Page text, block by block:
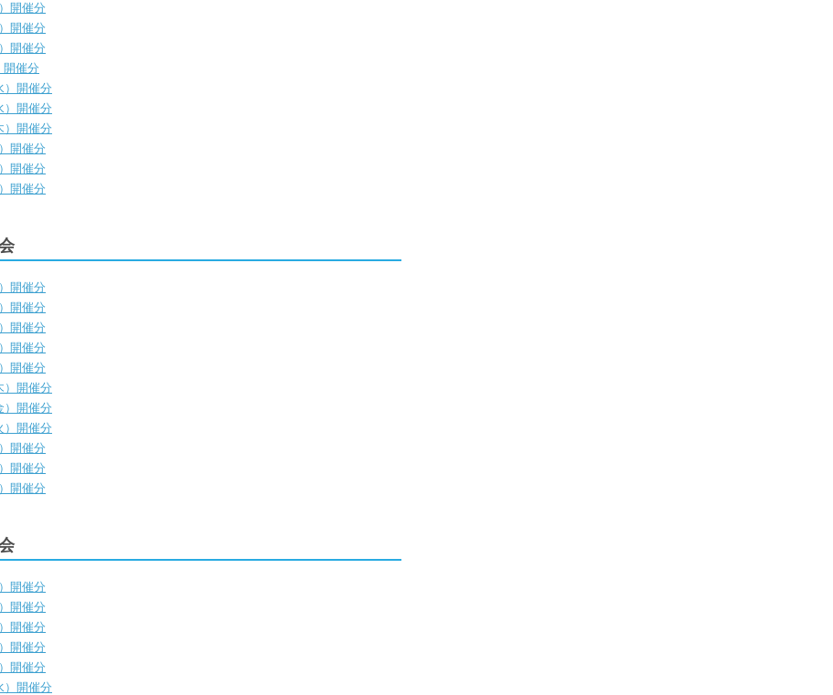
開催分
開催分
開催分
開催分
）開催分
）開催分
）開催分
開催分
開催分
開催分
開催分
開催分
開催分
開催分
開催分
）開催分
）開催分
）開催分
開催分
開催分
開催分
開催分
開催分
開催分
開催分
開催分
）開催分